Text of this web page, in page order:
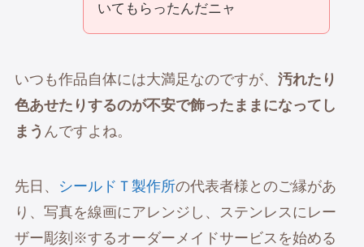
いてもらったんだニャ
いつも作品自体には大満足なのですが、 汚れたり
色あせたりするのが不安で飾ったままになってし
まう んですよね。
先日、 シールドＴ製作所の代表者様とのご縁があ
り、写真を線画にアレンジし、ステンレスにレー
ザー彫刻※するオーダーメイドサービスを始める